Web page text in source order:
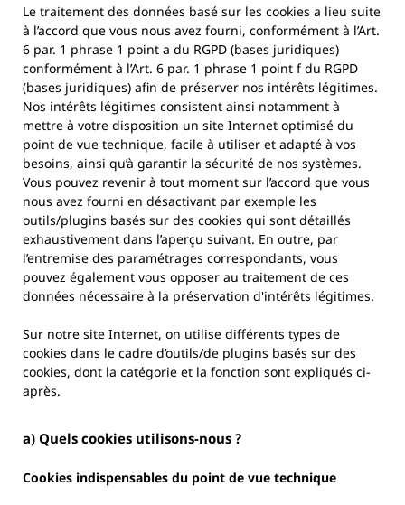
Le traitement des données basé sur les cookies a lieu suite
à l’accord que vous nous avez fourni, conformément à l’Art.
6 par. 1 phrase 1 point a du RGPD (bases juridiques)
conformément à l’Art. 6 par. 1 phrase 1 point f du RGPD
(bases juridiques) afin de préserver nos intérêts légitimes.
Nos intérêts légitimes consistent ainsi notamment à
mettre à votre disposition un site Internet optimisé du
point de vue technique, facile à utiliser et adapté à vos
besoins, ainsi qu’à garantir la sécurité de nos systèmes.
Vous pouvez revenir à tout moment sur l’accord que vous
nous avez fourni en désactivant par exemple les
outils/plugins basés sur des cookies qui sont détaillés
exhaustivement dans l’aperçu suivant. En outre, par
l’entremise des paramétrages correspondants, vous
pouvez également vous opposer au traitement de ces
données nécessaire à la préservation d'intérêts légitimes.
Sur notre site Internet, on utilise différents types de
cookies dans le cadre d’outils/de plugins basés sur des
cookies, dont la catégorie et la fonction sont expliqués ci-
après.
a) Quels cookies utilisons-nous ?
Cookies indispensables du point de vue technique